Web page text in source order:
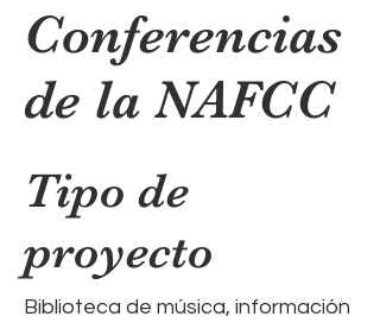
Conferencias
de la NAFCC
Tipo de
proyecto
Biblioteca de música, información